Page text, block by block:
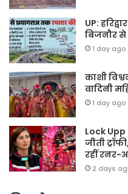
UP:
बिजनौर से
1 day ago
काशी
वादिनी
1 day ago
Lock Upp
जीती
रहीं रनर-
2 days